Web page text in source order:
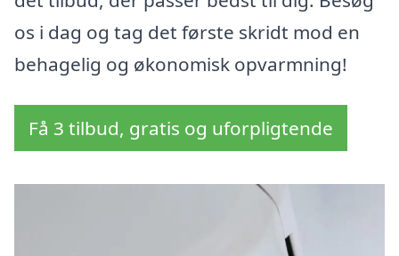
os i dag og tag det første skridt mod en
behagelig og økonomisk opvarmning!
Få 3 tilbud, gratis og uforpligtende